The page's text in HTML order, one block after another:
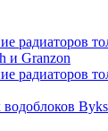
радиаторов
и Granzon
радиаторов
водоблоков